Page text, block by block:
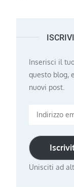
Inserisci il
questo blog,
nuovi post.
Indirizzo
Unisciti ad